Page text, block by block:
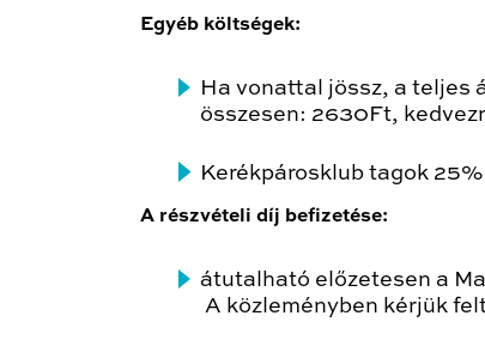
Egyéb költségek:
Ha vonattal jössz, a teljes
összesen: 2630Ft,
Kerékpárosklub tagok
A részvételi díj befizetése:
átutalható előzetesen a
A közleményben kérjük